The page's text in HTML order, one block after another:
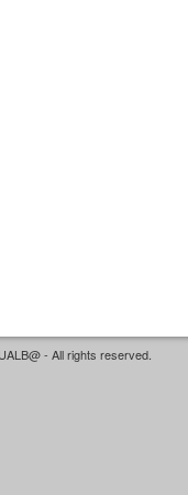
- All rights reserved.